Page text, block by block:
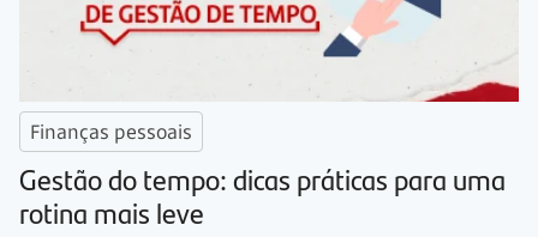
Finanças pessoais
Gestão do tempo: dicas práticas para uma
rotina mais leve